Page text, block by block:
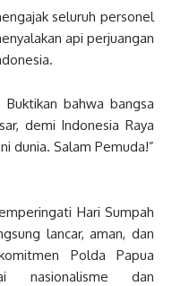
seluruh personel
api perjuangan
bahwa bangsa
demi Indonesia Raya
dunia. Salam Pemuda!”
Hari Sumpah
lancar, aman, dan
Polda Papua
nasionalisme dan